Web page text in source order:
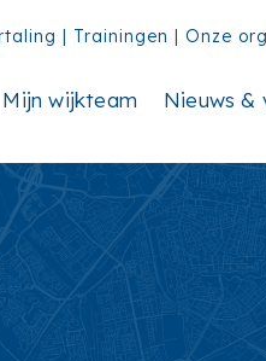
| Trainingen | Onze
Mijn wijkteam Nieuws &